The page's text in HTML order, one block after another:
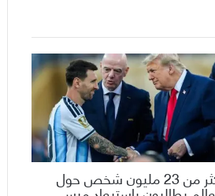
أكثر من 23 مليون شخص حول